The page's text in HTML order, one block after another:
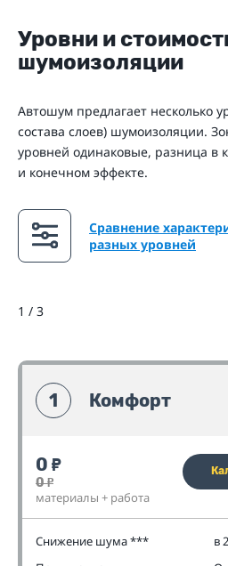
Уровни и
шумоизоляции
Автошум предлагает несколько
состава слоев) шумоизоляции.
уровней одинаковые, разница в
и конечном эффекте.
Сравнение
разных уровней
1 / 3
1 Комфорт
0 ₽
0₽
материалы + работа
Снижение шума ***
в